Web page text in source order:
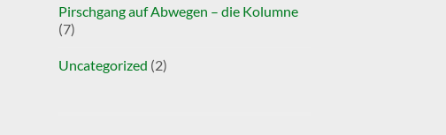
Pirschgang auf Abwegen – die Kolumne
(7)
Uncategorized (2)